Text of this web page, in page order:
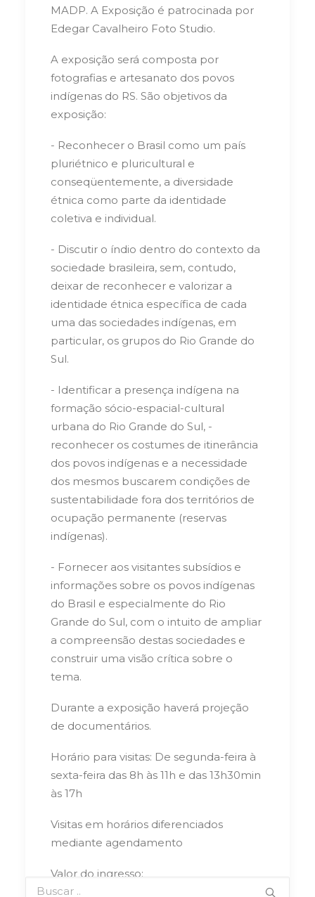
MADP. A Exposição é patrocinada por
Edegar Cavalheiro Foto Studio.
A exposição será composta por
fotografias e artesanato dos povos
indígenas do RS. São objetivos da
exposição:
- Reconhecer o Brasil como um país
pluriétnico e pluricultural e
conseqüentemente, a diversidade
étnica como parte da identidade
coletiva e individual.
- Discutir o índio dentro do contexto da
sociedade brasileira, sem, contudo,
deixar de reconhecer e valorizar a
identidade étnica específica de cada
uma das sociedades indígenas, em
particular, os grupos do Rio Grande do
Sul.
- Identificar a presença indígena na
formação sócio-espacial-cultural
urbana do Rio Grande do Sul, -
reconhecer os costumes de itinerância
dos povos indígenas e a necessidade
dos mesmos buscarem condições de
sustentabilidade fora dos territórios de
ocupação permanente (reservas
indígenas).
- Fornecer aos visitantes subsídios e
informações sobre os povos indígenas
do Brasil e especialmente do Rio
Grande do Sul, com o intuito de ampliar
a compreensão destas sociedades e
construir uma visão crítica sobre o
tema.
Durante a exposição haverá projeção
de documentários.
Horário para visitas: De segunda-feira à
sexta-feira das 8h às 11h e das 13h30min
às 17h
Visitas em horários diferenciados
mediante agendamento
Valor do ingresso: